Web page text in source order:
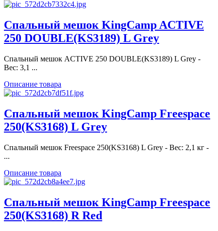
Спальный мешок KingCamp ACTIVE
250 DOUBLE(KS3189) L Grey
Спальный мешок ACTIVE 250 DOUBLE(KS3189) L Grey -
Вес: 3,1 ...
Описание товара
Спальный мешок KingCamp Freespace
250(KS3168) L Grey
Спальный мешок Freespace 250(KS3168) L Grey - Вес: 2,1 кг -
...
Описание товара
Спальный мешок KingCamp Freespace
250(KS3168) R Red